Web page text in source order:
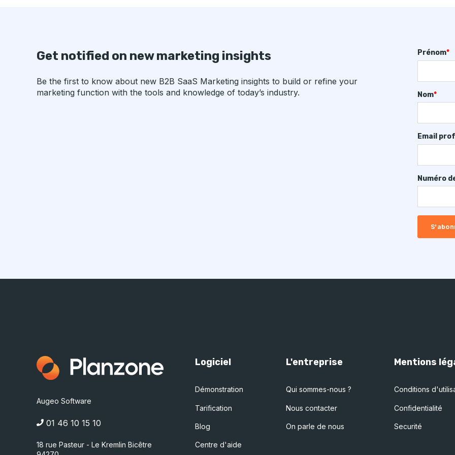
Get notified on new marketing insights
Be the first to know about new B2B SaaS Marketing insights to build or refine your
marketing function with the tools and knowledge of today’s industry.
Prénom*
Nom*
Email
Numéro
Augeo Software
01 46 10 15 10
18 rue Pasteur - Le Kremlin Bicêtre
Logiciel
Démonstration
Tarification
Blog
Centre d'aide
L'entreprise
Qui sommes-nous ?
Nous contacter
On parle de nous
Mentions
Conditions
Confidentialité
Securité